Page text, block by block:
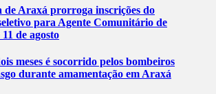
de Araxá prorroga inscrições do
para Agente Comunitário de
de agosto
meses é socorrido pelos bombeiros
durante amamentação em Araxá